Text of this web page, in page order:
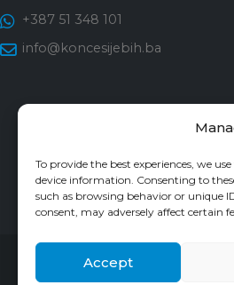
To provide the best experiences, we
device information. Consenting to
such as browsing behavior or unique
consent, may adversely affect certain
Accept
+387 51 348 101
info@koncesijebih.ba